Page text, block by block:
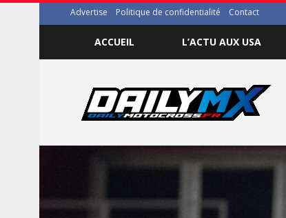
Advertise Politique de confidentialité Contact
ACCUEIL L’ACTU AUX USA